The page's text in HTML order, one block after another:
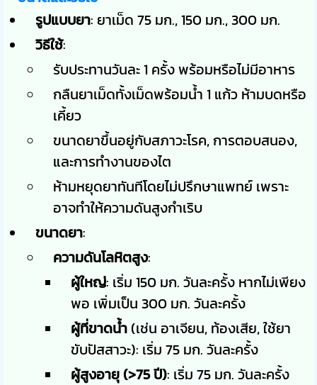
รูปแบบยา: ยาเม็ด 75 มก., 150 มก., 300 มก.
วิธีใช้:
รับประทานวันละ 1 ครั้ง พร้อมหรือไม่มีอาหาร
กลืนยาเม็ดทั้งเม็ดพร้อมน้ำ 1 แก้ว ห้ามบดหรือ
เคี้ยว
ขนาดยาขึ้นอยู่กับสภาวะโรค, การตอบสนอง,
และการทำงานของไต
ห้ามหยุดยาทันทีโดยไม่ปรึกษาแพทย์ เพราะ
อาจทำให้ความดันสูงกำเริบ
ขนาดยา:
ความดันโลหิตสูง:
ผู้ใหญ่: เริ่ม 150 มก. วันละครั้ง หากไม่เพียง
พอ เพิ่มเป็น 300 มก. วันละครั้ง
ผู้ที่ขาดน้ำ(เช่น อาเจียน, ท้องเสีย, ใช้ยา
ขับปัสสาวะ): เริ่ม 75 มก. วันละครั้ง
ผู้สูงอายุ (>75 ปี): เริ่ม 75 มก. วันละครั้ง